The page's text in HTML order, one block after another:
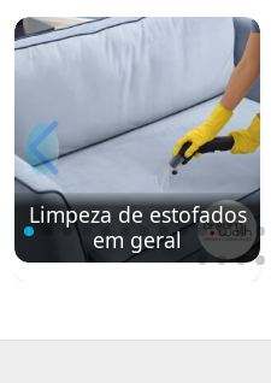
Limpeza de estofados
em geral